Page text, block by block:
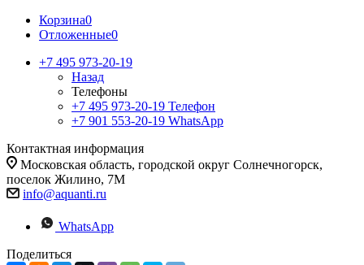
Корзина0
Отложенные0
+7 495 973-20-19
Назад
Телефоны
+7 495 973-20-19 Телефон
+7 901 553-20-19 WhatsApp
Контактная информация
Московская область, городской округ Солнечногорск,
поселок Жилино, 7М
info@aquanti.ru
WhatsApp
Поделиться